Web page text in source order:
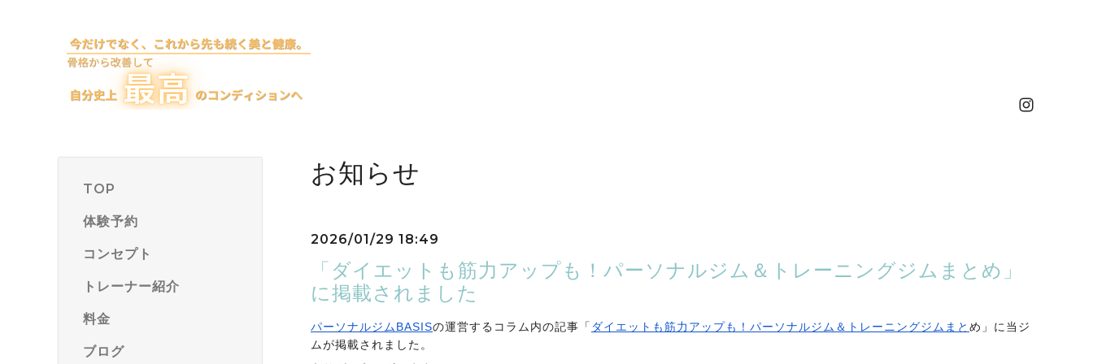
TOP
体験予約
コンセプト
トレーナー紹介
料金
ブログ
お知らせ
2026/01/29 18:49
「ダイエットも筋力アップも！パーソナルジム＆トレーニングジムまとめ」
に掲載されました
パーソナルジムBASISの運営するコラム内の記事「 ダイエット も筋力アップも！パーソナルジム＆トレーニングジムまと め」 に当ジ
ムが掲載されました。